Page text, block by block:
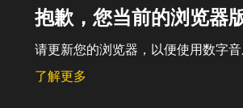
抱歉，您当前的浏览器
请更新您的浏览器，以便使用数字音
了解更多